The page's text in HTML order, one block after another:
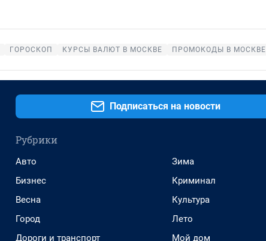
ГОРОСКОП КУРСЫ ВАЛЮТ В МОСКВЕ ПРОМОКОДЫ В МОСКВЕ
Подписаться на новости
Рубрики
Авто
Бизнес
Весна
Город
Дороги и транспорт
Зима
Криминал
Культура
Лето
Мой дом